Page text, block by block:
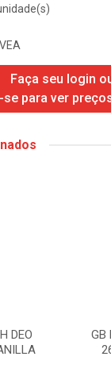
Faça seu login
se para ver
DEO
GB